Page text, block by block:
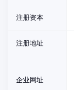
注册资本
注册地址
企业网址